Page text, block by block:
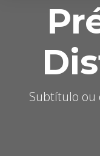
Subtítulo ou